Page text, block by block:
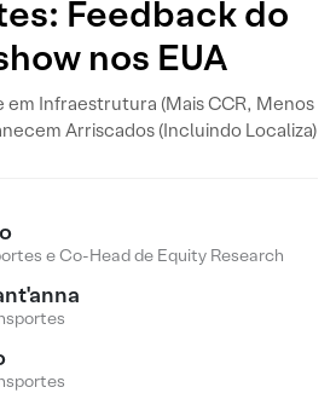
Feedback do
nos EUA
Infraestrutura (Mais CCR, Menos
Arriscados (Incluindo Localiza)
e Co-Head de Equity Research